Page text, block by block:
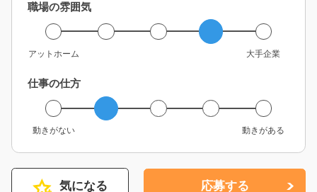
職場の雰囲気
アットホーム 大手企業
仕事の仕方
動きがない 動きがある
気になる 応募する